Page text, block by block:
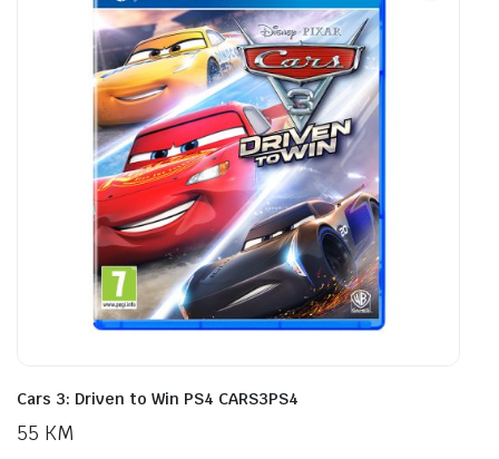
Cars 3: Driven to Win PS4 CARS3PS4
55 KM